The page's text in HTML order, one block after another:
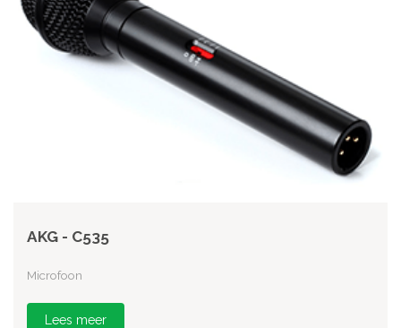
AKG - C535
Microfoon
Lees meer